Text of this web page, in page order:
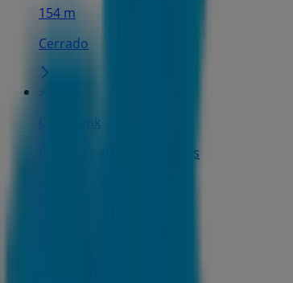
154 m
Cerrado
CaixaBank
Pl. De España, 4, Deifontes